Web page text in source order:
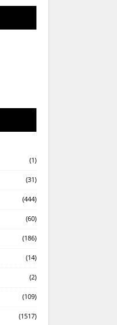
(1)
(31)
(444)
(60)
(186)
(14)
(2)
(109)
(1517)